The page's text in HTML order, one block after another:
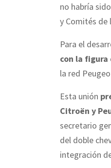
no habría
y Comités de
Para el
con la
la red
Esta unión
Citroën y
secretario
del doble
integración